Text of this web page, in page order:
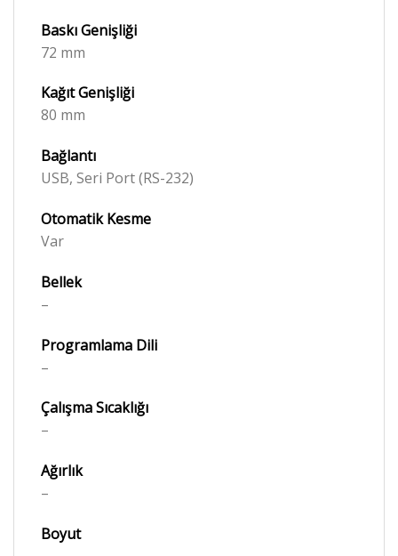
Baskı Genişliği
72 mm
Kağıt Genişliği
80 mm
Bağlantı
USB, Seri Port (RS-232)
Otomatik Kesme
Var
Bellek
–
Programlama Dili
–
Çalışma Sıcaklığı
–
Ağırlık
–
Boyut